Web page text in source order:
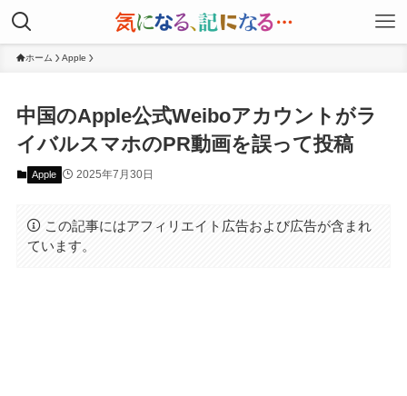
ホーム Apple
中国のApple公式Weiboアカウントがラ
イバルスマホのPR動画を誤って投稿
Apple 2025年7月30日
この記事にはアフィリエイト広告および広告が含まれ
ています。